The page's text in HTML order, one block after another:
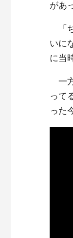
があ
「
いに
に当
一
って
った